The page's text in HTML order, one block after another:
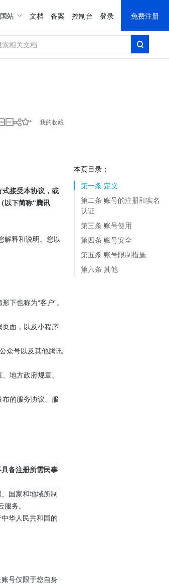
站 文档 备案 控制台 登录 免费注册
我的收藏
本页目录：
第一条 定义
第二条 账号的注册和实名
认证
第三条 账号使用
第四条 账号安全
第五条 账号限制措施
第六条 其他
接受本协议，或
以下简称“腾讯
解释和说明。您以
下也称为“客户”。
面，以及小程序
众号以及其他腾讯
地方政府规章、
的服务协议、服
备注册所需民事
国家和地域所制
务。
华人民共和国的
号仅限于您自身